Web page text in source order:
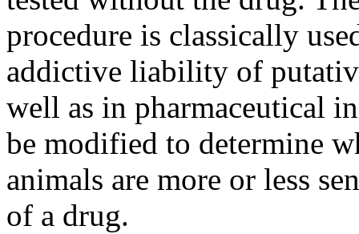
procedure is classically
addictive liability of
well as in pharmaceutical
be modified to determine
animals are more or less
of a drug.